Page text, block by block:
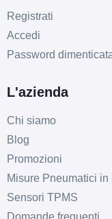
Registrati
Accedi
Password
L'azienda
Chi siamo
Blog
Promozioni
Misure Pneumatici
Sensori TPMS
Domande frequenti